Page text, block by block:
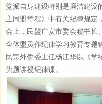
党派自身建设特别是廉洁建设
主同盟章程》中有关纪律规定，
会上，民盟广安市委会秘书长
全体盟员作纪律学习教育专题
民宗外侨委主任杨江华以《学
为题讲授纪律课。